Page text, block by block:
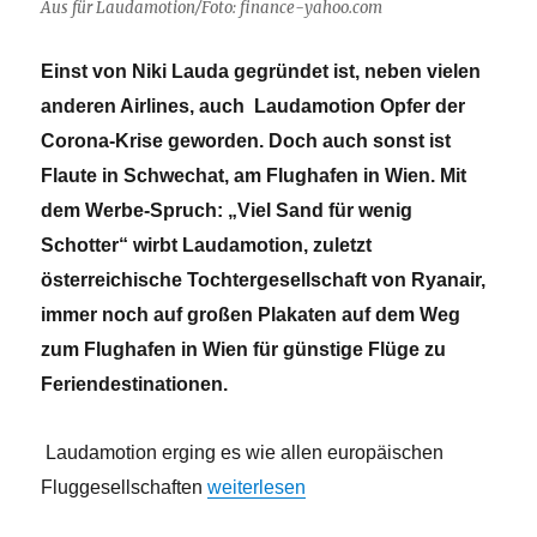
Aus für Laudamotion/Foto: finance-yahoo.com
Einst von Niki Lauda gegründet ist, neben vielen
anderen Airlines, auch Laudamotion Opfer der
Corona-Krise geworden. Doch auch sonst ist
Flaute in Schwechat, am Flughafen in Wien. Mit
dem Werbe-Spruch: „Viel Sand für wenig
Schotter“ wirbt Laudamotion, zuletzt
österreichische Tochtergesellschaft von Ryanair,
immer noch auf großen Plakaten auf dem Weg
zum Flughafen in Wien für günstige Flüge zu
Feriendestinationen.
Laudamotion erging es wie allen europäischen
Fluggesellschaften„Aus für Laudamotion“
weiterlesen